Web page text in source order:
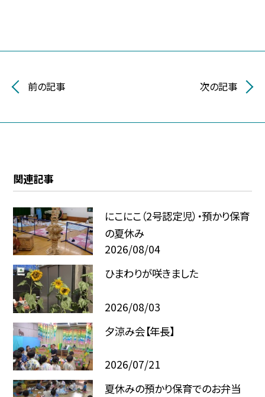
前の記事 次の記事
関連記事
にこにこ（2号認定児）・預かり保育
の夏休み
2026/08/04
ひまわりが咲きました
2026/08/03
夕涼み会【年長】
2026/07/21
夏休みの預かり保育でのお弁当